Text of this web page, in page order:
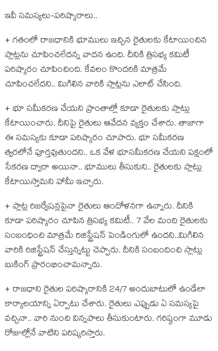
ఇవీ స‌మ‌స్య‌లు-ప‌రిష్కారాలు..
+ గ‌తంలో రాజ‌ధానికి భూములు ఇచ్చిన రైతుల‌కు కేటాయించిన
ప్లాట్ల‌ను చూపించ‌లేద‌న్న వాద‌న ఉంది. దీనికి త్రిస‌భ్య క‌మిటీ
ప‌రిష్కారం చూపించింది. కేవ‌లం కొంద‌రికి మాత్ర‌మే
చూపించ‌లేదని.. మిగిలిన వారికి ప్లాట్ల‌ను ఎలాట్ చేసింది.
+ భూ స‌మీక‌ర‌ణ చేయ‌ని ప్రాంతాల్లో కూడా రైతుల‌కు ప్లాట్లు
కేటాయించారు. దీనిపై రైతులు ఆవేద‌న వ్యక్తం చేశారు. తాజాగా
ఈ స‌మ‌స్య‌కు కూడా ప‌రిష్కారం చూపారు. భూ స‌మీక‌ర‌ణ
త్వ‌ర‌లోనే పూర్త‌వుతుందని.. ఒక వేళ భూస‌మీక‌ర‌ణ చేయ‌ని ప‌క్షంలో
సేక‌ర‌ణ ద్వారా అయినా.. భూములు తీసుకుని.. రైతుల‌కు ప్లాట్లు
కేటాయిస్తామ‌ని హామీ ఇచ్చారు.
+ ప్లాట్ల రిజ‌ర్వేష‌న్లపైనా రైతులు ఆందోళ‌న‌గా ఉన్నారు. దీనికి
కూడా ప‌రిష్కారం చూపిన త్రిస‌భ్య క‌మిటీ.. 7 వేల మంది రైతుల‌కు
సంబంధించి మాత్ర‌మే రిజిస్ట్రేష‌న్ పెండింగులో ఉంద‌ని..మిగిలిన
వారికి రిజిస్ట్రేష‌న్ చేస్తున్న‌ట్టు చెప్పారు. దీనికి సంబందించి స్లాట్లు
బుకింగ్ ప్రారంభించామ‌న్నారు.
+ రాజ‌ధాని రైతుల ప‌రిష్కారానికి 24/7 అందుబాటులో ఉండేలా
కార్యాల‌యాన్ని ఏర్పాటు చేశారు. రైతులు ఎప్పుడు ఏ స‌మ‌స్య‌పై
వ‌చ్చినా.. వారి నుంచి విన్న‌పాలు తీసుకుంటారు. గ‌రిష్ఠంగా మూడు
రోజుల్లోనే వాటిని ప‌రిష్క‌రిస్తారు.